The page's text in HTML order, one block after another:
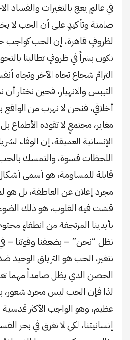
في عالمٍ يعج بالتغيرات والفساد
صامتة وتأكيدٍ على أن الحب لا
لظروفٍ قاهرة، إن الحب كواجب
نكون بشراً في ظروفٍ تطالبنا
التزامٌ شجاع تجاه الآخر وتجاه
التيبس والانهيار، فحين
أخلاقي، فنحن لا نهرب من
مغاير، مجتمعٍ لا تقوده الأطماع
الإنسانية العميقة، إن الوفاء
اللحظات قسوة، والتمسك
قابلة للمساومة، هو أسمى
مجرد إعلان عن العاطفة، بل هو
قسَت فيه القلوب، هو ذلك
بأيدينا المرتجفة من انطفاءٍ
نظل “نحن” – بضعفنا وقوتنا –
نتغير، الحب هو الترياق الوحيد
الحصن الذي يظل صامداً مهما
لذا فإن الحب ليس مجرد شعور،
عظيم، وهو الواجب الأكثر قدسية
إنسانيتنا، لكي لا نغرق في بحر